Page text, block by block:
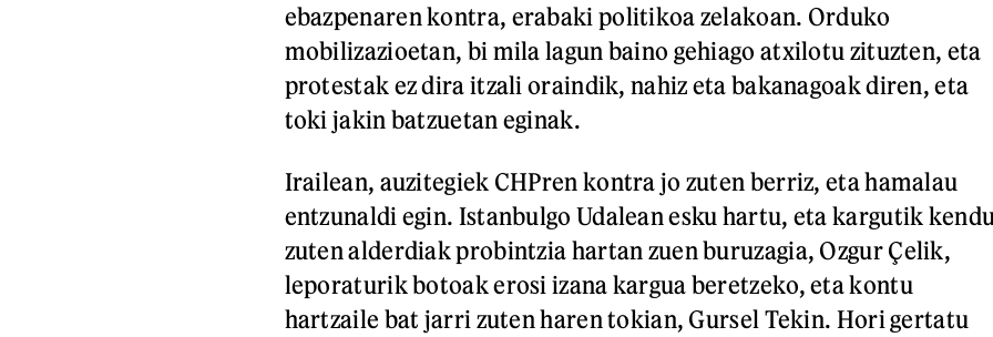
ebazpenaren kontra, erabaki politikoa zelakoan. Orduko
mobilizazioetan, bi mila lagun baino gehiago atxilotu zituzten, eta
protestak ez dira itzali oraindik, nahiz eta bakanagoak diren, eta
toki jakin batzuetan eginak.
Irailean, auzitegiek CHPren kontra jo zuten berriz, eta hamalau
entzunaldi egin. Istanbulgo Udalean esku hartu, eta kargutik
zuten alderdiak probintzia hartan zuen buruzagia, Ozgur Çelik,
leporaturik botoak erosi izana kargua beretzeko, eta kontu
hartzaile bat jarri zuten haren tokian, Gursel Tekin. Hori gertatu